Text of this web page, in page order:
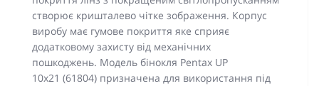
створює кришталево чітке зображення. Корпус
виробу має гумове покриття яке сприяє
додатковому захисту від механічних
пошкоджень. Модель бінокля Pentax UP
10x21 (61804) призначена для використання під